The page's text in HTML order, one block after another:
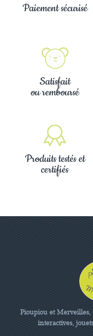
Paiement sécurisé
Satisfait
ou remboursé
Produits testés et
certifiés
Pioupiou et Merveilles,
interactives,